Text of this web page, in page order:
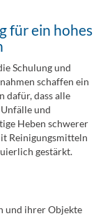
für ein hohes
Schulung und
schaffen ein
dafür, dass alle
und
Heben schwerer
Reinigungsmitteln
gestärkt.
und ihrer Objekte